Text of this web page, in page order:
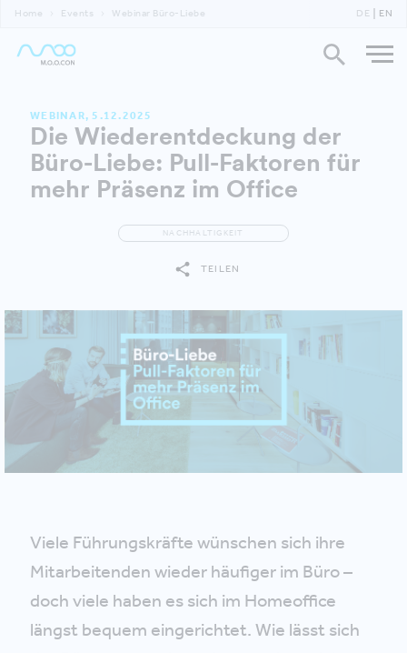
Home Events Webinar Büro-Liebe DE EN
WEBINAR, 5.12.2025
Die Wiederentdeckung der
Büro-Liebe: Pull-Faktoren für
mehr Präsenz im Office
NACHHALTIGKEIT
TEILEN
Viele Führungskräfte wünschen sich ihre
Mitarbeitenden wieder häufiger im Büro –
doch viele haben es sich im Homeoffice
längst bequem eingerichtet. Wie lässt sich